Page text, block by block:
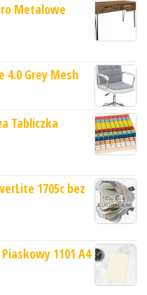
Metalowe
4.0 Grey Mesh
Tabliczka
1705c bez
1101 A4